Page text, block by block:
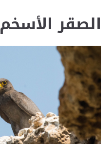
الصقر الأسخم